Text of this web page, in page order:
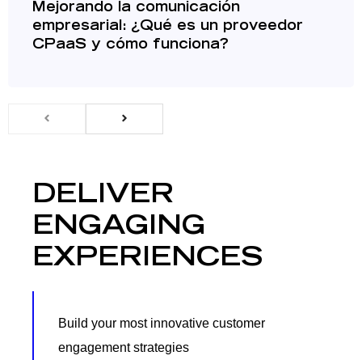
Mejorando la comunicación
empresarial: ¿Qué es un proveedor
CPaaS y cómo funciona?
DELIVER
ENGAGING
EXPERIENCES
Build your most innovative customer
engagement strategies